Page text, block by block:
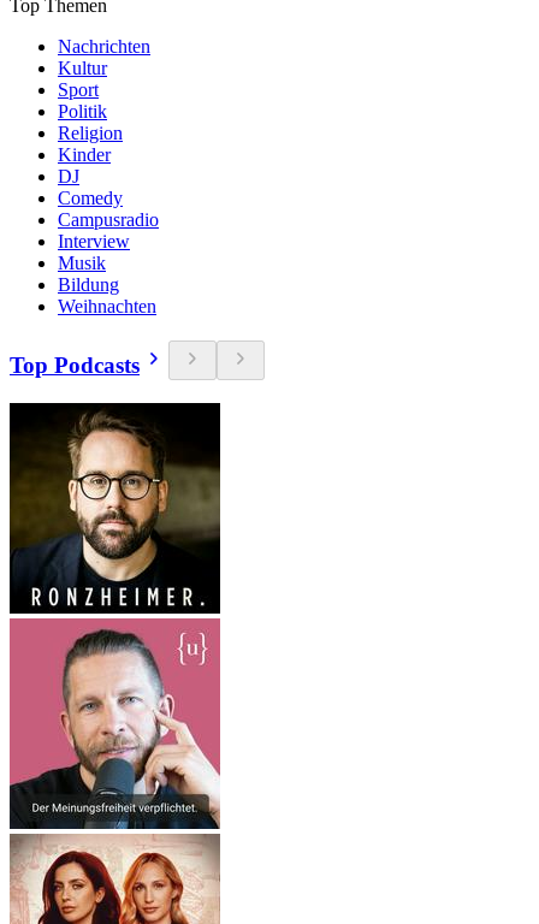
Top Themen
Nachrichten
Kultur
Sport
Politik
Religion
Kinder
DJ
Comedy
Campusradio
Interview
Musik
Bildung
Weihnachten
Top Podcasts